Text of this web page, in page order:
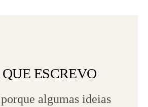
ESCREVO
algumas ideias